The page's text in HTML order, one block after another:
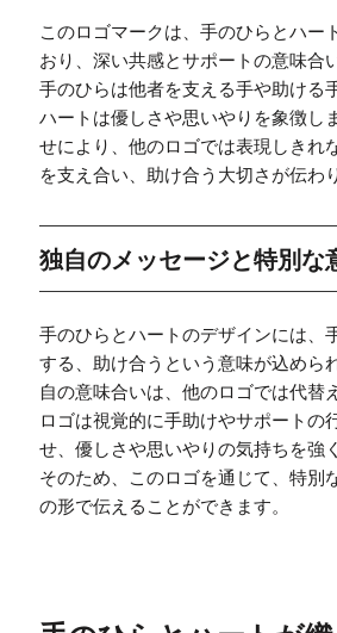
このロゴマークは、手のひらとハー
おり、深い共感とサポートの意味合
手のひらは他者を支える手や助ける
ハートは優しさや思いやりを象徴し
せにより、他のロゴでは表現しきれ
を支え合い、助け合う大切さが伝わ
独自のメッセージと特別な
手のひらとハートのデザインには、
する、助け合うという意味が込めら
自の意味合いは、他のロゴでは代替
ロゴは視覚的に手助けやサポートの
せ、優しさや思いやりの気持ちを強
そのため、このロゴを通じて、特別
の形で伝えることができます。